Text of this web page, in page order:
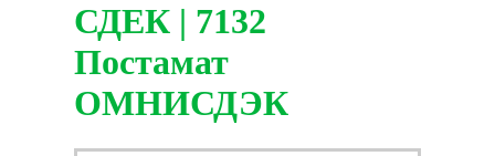
СДЕК | 7132
Постамат
ОМНИСДЭК